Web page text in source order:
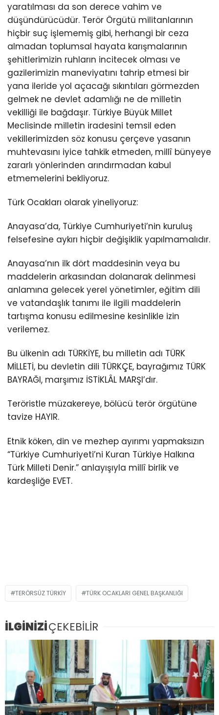
yaratılması da son derece vahim ve
düşündürücüdür. Terör Örgütü militanlarının
hiçbir suç işlememiş gibi, herhangi bir ceza
almadan toplumsal hayata karışmalarının
şehitlerimizin ruhların incitecek olması ve
gazilerimizin maneviyatını tahrip etmesi bir
yana ileride yol açacağı sıkıntıları görmezden
gelmek ne devlet adamlığı ne de milletin
vekilliği ile bağdaşır. Türkiye Büyük Millet
Meclisinde milletin iradesini temsil eden
vekillerimizden söz konusu çerçeve yasanın
muhtevasını iyice tahkik etmeden, millî bünyeye
zararlı yönlerinden arındırmadan kabul
etmemelerini bekliyoruz.
Türk Ocakları olarak yineliyoruz:
Anayasa’da, Türkiye Cumhuriyeti’nin kuruluş
felsefesine aykırı hiçbir değişiklik yapılmamalıdır.
Anayasa’nın ilk dört maddesinin veya bu
maddelerin arkasından dolanarak delinmesi
anlamına gelecek yerel yönetimler, eğitim dili
ve vatandaşlık tanımı ile ilgili maddelerin
tartışma konusu edilmesine kesinlikle izin
verilemez.
Bu ülkenin adı TÜRKİYE, bu milletin adı TÜRK
MİLLETİ, bu devletin dili TÜRKÇE, bayrağımız TÜRK
BAYRAĞI, marşımız İSTİKLÂL MARŞI’dır.
Teröristle müzakereye, bölücü terör örgütüne
tavize HAYIR.
Etnik köken, din ve mezhep ayırımı yapmaksızın
“Türkiye Cumhuriyeti’ni Kuran Türkiye Halkına
Türk Milleti Denir.” anlayışıyla millî birlik ve
kardeşliğe EVET.
TERÖRSÜZ TÜRKIY TÜRK OCAKLARI GENEL BAŞKANLIĞI
İLGİNİZİÇEKEBİLİR